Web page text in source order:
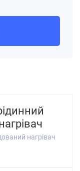
нагрівач